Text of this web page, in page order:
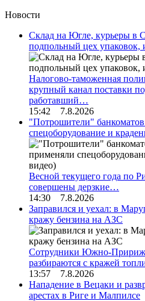
Новости
Склад на Югле, курьеры в
подпольный цех упаковок,
Налогово-таможенная
крупный канал поставки
работавший…
15:42 7.8.2026
"Потрошители"
спецоборудование и
Весной текущего года по
совершены дерзкие…
14:30 7.8.2026
Заправился и уехал: в
кражу бензина на АЗС
Сотрудники Южно-
разбираются с кражей
13:57 7.8.2026
Нападение в Вецаки и
арестах в Риге и Малпилсе